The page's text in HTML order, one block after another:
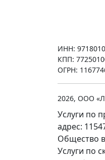
ИНН:
КПП:
ОГРН:
2026, ООО
Услуги по
адрес:
Общество
Услуги по